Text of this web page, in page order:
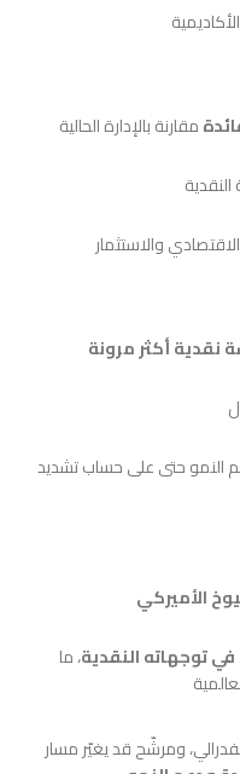
مقارنة بالإدارة الحالية
والاستثمار
نقدية أكثر مرونة
النمو حتى على حساب تشديد
الأميركي
في توجهاته النقدية، ما
ومرشّح قد يغيّر مسار